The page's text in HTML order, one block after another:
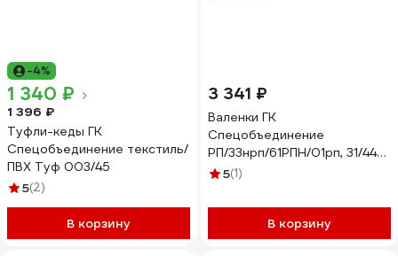
-4%
1 340 ₽
1 396 ₽
Туфли-кеды ГК
Спецобъединение текстиль/
ПВХ Туф 003/45
5(2)
В корзину
3 341 ₽
Валенки ГК
Спецобъединение
РП/33нрп/61РПН/01рп, 31/44
Вал 002/31
5(1)
В корзину